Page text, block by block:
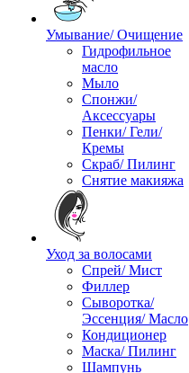
Умывание/ Очищение
Гидрофильное
масло
Мыло
Спонжи/
Аксессуары
Пенки/ Гели/
Кремы
Скраб/ Пилинг
Снятие макияжа
Уход за волосами
Спрей/ Мист
Филлер
Сыворотка/
Эссенция/ Масло
Кондиционер
Маска/ Пилинг
Шампунь